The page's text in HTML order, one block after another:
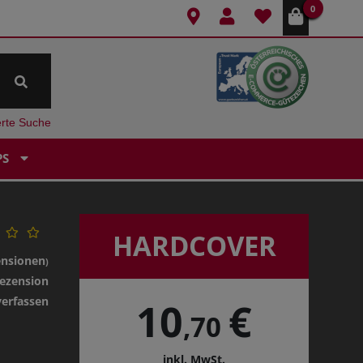
0
Suche
) HARDCOVER
10,70 €
inkl. MwSt.